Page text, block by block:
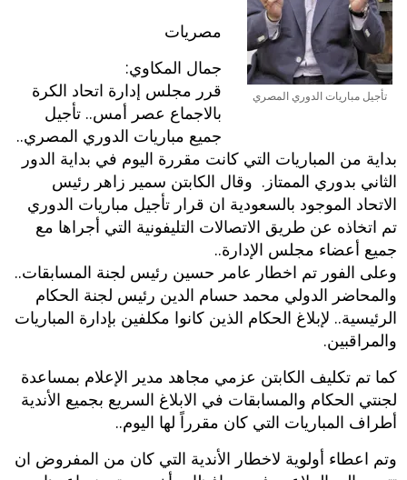
تأجيل مباريات الدوري المصري
مصريات
جمال المكاوي:
قرر مجلس إدارة اتحاد الكرة
بالاجماع عصر أمس.. تأجيل
جميع مباريات الدوري المصري..
بداية من المباريات التي كانت مقررة اليوم في بداية الدور
الثاني بدوري الممتاز. وقال الكابتن سمير زاهر رئيس
الاتحاد الموجود بالسعودية ان قرار تأجيل مباريات الدوري
تم اتخاذه عن طريق الاتصالات التليفونية التي أجراها مع
جميع أعضاء مجلس الإدارة..
وعلى الفور تم اخطار عامر حسين رئيس لجنة المسابقات..
والمحاضر الدولي محمد حسام الدين رئيس لجنة الحكام
الرئيسية.. لإبلاغ الحكام الذين كانوا مكلفين بإدارة المباريات
والمراقبين.
كما تم تكليف الكابتن عزمي مجاهد مدير الإعلام بمساعدة
لجنتي الحكام والمسابقات في الابلاغ السريع بجميع الأندية
أطراف المباريات التي كان مقرراً لها اليوم..
وتم اعطاء أولوية لاخطار الأندية التي كان من المفروض ان